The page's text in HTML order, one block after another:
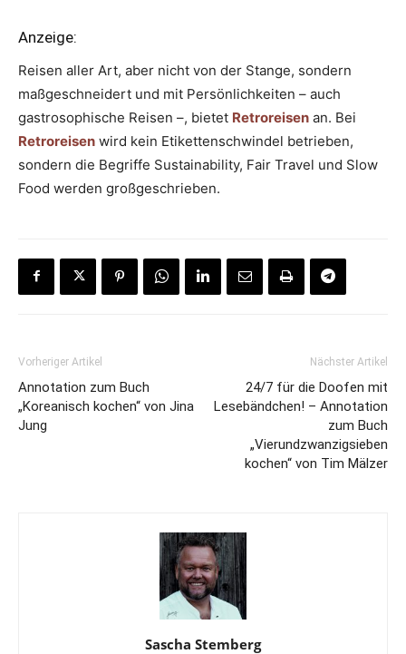
Anzeige:
Reisen aller Art, aber nicht von der Stange, sondern
maßgeschneidert und mit Persönlichkeiten – auch
gastrosophische Reisen –, bietet Retroreisen an. Bei
Retroreisen wird kein Etikettenschwindel betrieben,
sondern die Begriffe Sustainability, Fair Travel und Slow
Food werden großgeschrieben.
Vorheriger Artikel
Annotation zum Buch
„Koreanisch kochen“ von Jina
Jung
Nächster Artikel
24/7 für die Doofen mit
Lesebändchen! – Annotation
zum Buch
„Vierundzwanzigsieben
kochen“ von Tim Mälzer
Sascha Stemberg